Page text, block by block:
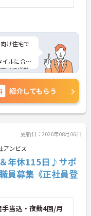
け住宅で
ルに合わ
能で通勤
☆
ど、さら
くださ
紹介してもらう
更新日：2026年08月06日
アンビス
＆年休115日♪サポ
員募集《正社員登
当込・夜勤4回/月